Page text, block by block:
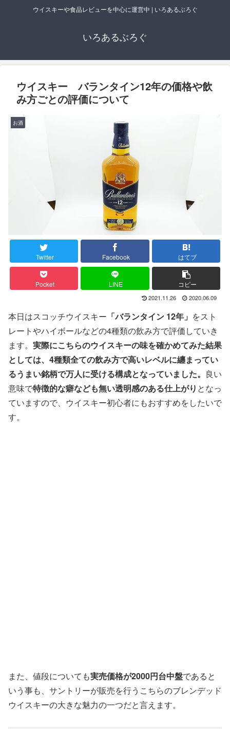
ウイスキーや食品レビューを中心に運営中 | いろあるぶろぐ
いろあるぶろぐ
ウイスキー バランタイン12年の価格や飲
み方ごとの評価について
お酒
Twitter Facebook はてブ
Pocket LINE コピー
2021.11.26 2020.06.09
本日はスコッチウイスキー 「バランタイン 12年」 をスト
レートやハイボールなどの4種類の飲み方で評価していき
ます。 実際にこちらのウイスキーの味を確かめてみた結果
としては、4種類全ての飲み方で高いレベルに纏まってい
るうまい銘柄で万人に受ける構成となっていました。 良い
意味で特徴的な癖なども無い透明感のある仕上がり となっ
ていますので、ウイスキー初心者にもおすすめをしたいで
す。
また、値段についても実売価格が2000円台中盤であると
いう事も、サントリーが販売を行うこちらのブレンデッド
ウイスキーの大きな魅力の一つだと言えます。